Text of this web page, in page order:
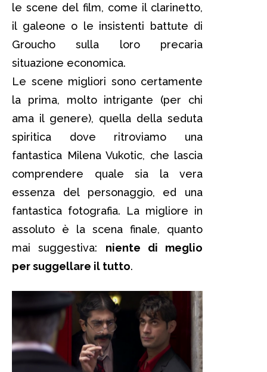
le scene del film, come il clarinetto,
il galeone o le insistenti battute di
Groucho sulla loro precaria
situazione economica.
Le scene migliori sono certamente
la prima, molto intrigante (per chi
ama il genere), quella della seduta
spiritica dove ritroviamo una
fantastica Milena Vukotic, che lascia
comprendere quale sia la vera
essenza del personaggio, ed una
fantastica fotografia. La migliore in
assoluto è la scena finale, quanto
mai suggestiva: niente di meglio
per suggellare il tutto.